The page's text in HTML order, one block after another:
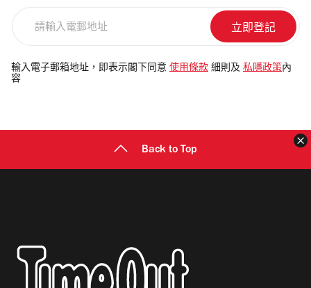
電
郵
輸入電子郵箱地址，即表示閣下同意 使用條款 細則及 私隱政策 內
容
Back to Top